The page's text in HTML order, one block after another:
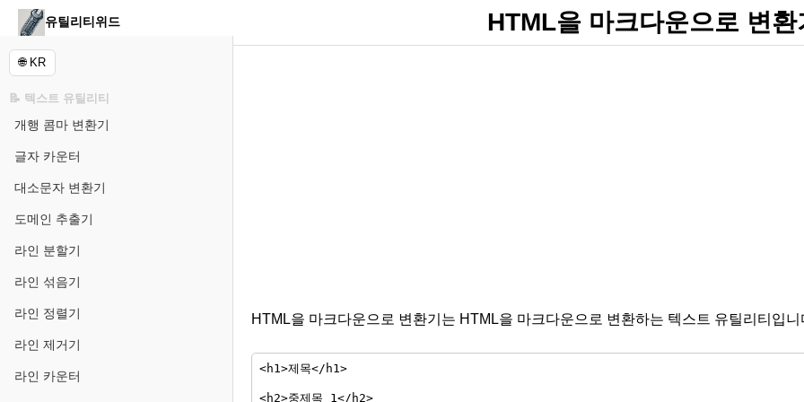
유틸리티위드 HTML을 마크다운으로 변환
🌐 KR
📝 텍스트 유틸리티
개행 콤마 변환기
글자 카운터
대소문자 변환기
도메인 추출기
라인 분할기
라인 섞음기
라인 정렬기
라인 제거기
라인 카운터
HTML을 마크다운으로 변환기는 HTML을 마크다운으로 변환하는 텍스트 유틸리티입니